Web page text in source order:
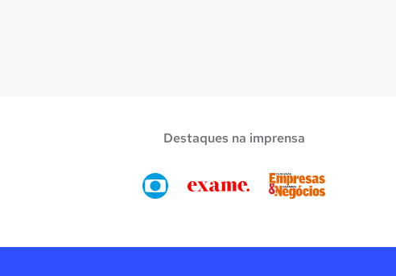
Destaques na imprensa